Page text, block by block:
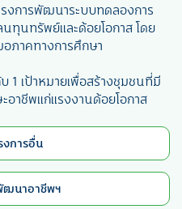
งการพัฒนาระบบทดลองการ
นทรัพย์และด้อยโอกาส โดย
ภาคทางการศึกษา
1 เป้าหมายเพื่อสร้างชุมชนที่มี
าชีพแก่แรงงานด้อยโอกาส
งการอื่น
ฒนาอาชีพฯ